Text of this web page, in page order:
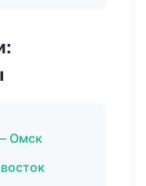
Омск